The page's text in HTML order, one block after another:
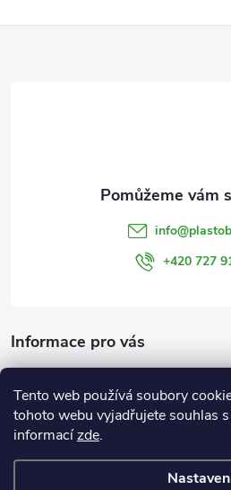
Tento web používá soubory
tohoto webu vyjadřujete souhlas
informacízde.
s
info@
+420 727
Informace pro vás
OBCHODNÍ PODMÍNKY
GDPR